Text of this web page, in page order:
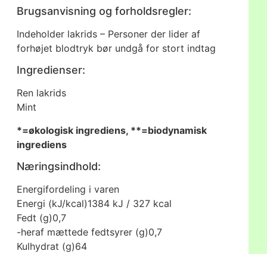
Brugsanvisning og forholdsregler:
Indeholder lakrids – Personer der lider af
forhøjet blodtryk bør undgå for stort indtag
Ingredienser:
Ren lakrids
Mint
*=økologisk ingrediens, **=biodynamisk
ingrediens
Næringsindhold:
Energifordeling i varen
Energi (kJ/kcal)1384 kJ / 327 kcal
Fedt (g)0,7
-heraf mættede fedtsyrer (g)0,7
Kulhydrat (g)64